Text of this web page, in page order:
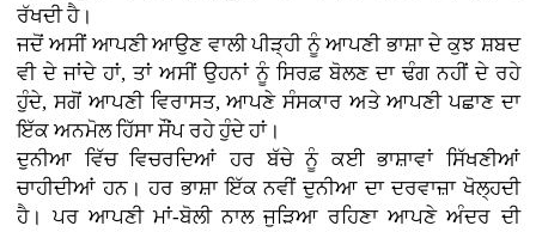
ਰੱਖਦੀ ਹੈ।
ਜਦੋਂ ਅਸੀਂ ਆਪਣੀ ਆਉਣ ਵਾਲੀ ਪੀੜ੍ਹੀ ਨੂੰ ਆਪਣੀ ਭਾਸ਼ਾ ਦੇ ਕੁਝ ਸ਼ਬਦ
ਵੀ ਦੇ ਜਾਂਦੇ ਹਾਂ, ਤਾਂ ਅਸੀਂ ਉਹਨਾਂ ਨੂੰ ਸਿਰਫ਼ ਬੋਲਣ ਦਾ ਢੰਗ ਨਹੀਂ ਦੇ ਰਹੇ
ਹੁੰਦੇ, ਸਗੋਂ ਆਪਣੀ ਵਿਰਾਸਤ, ਆਪਣੇ ਸੰਸਕਾਰ ਅਤੇ ਆਪਣੀ ਪਛਾਣ ਦਾ
ਇੱਕ ਅਨਮੋਲ ਹਿੱਸਾ ਸੌਂਪ ਰਹੇ ਹੁੰਦੇ ਹਾਂ।
ਦੁਨੀਆ ਵਿੱਚ ਵਿਚਰਦਿਆਂ ਹਰ ਬੱਚੇ ਨੂੰ ਕਈ ਭਾਸ਼ਾਵਾਂ ਸਿੱਖਣੀਆਂ
ਚਾਹੀਦੀਆਂ ਹਨ। ਹਰ ਭਾਸ਼ਾ ਇੱਕ ਨਵੀਂ ਦੁਨੀਆ ਦਾ ਦਰਵਾਜ਼ਾ ਖੋਲ੍ਹਦੀ
ਹੈ। ਪਰ ਆਪਣੀ ਮਾਂ-ਬੋਲੀ ਨਾਲ ਜੁੜਿਆ ਰਹਿਣਾ ਆਪਣੇ ਅੰਦਰ ਦੀ